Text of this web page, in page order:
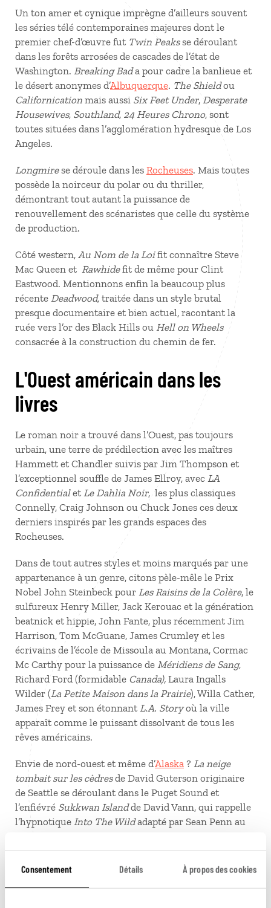
Consentement Détails À propos des cookies
Un ton amer et cynique imprègne d’ailleurs souvent
les séries télé contemporaines majeures dont le
premier chef-d’œuvre fut Twin Peaksse déroulant
dans les forêts arrosées de cascades de l’état de
Washington. Breaking Bada pour cadre la banlieue et
le désert anonymes d’Albuquerque. The Shieldou
Californication mais aussi Six Feet Under, Desperate
Housewives, Southland, 24 Heures Chrono, sont
toutes situées dans l’agglomération hydresque de Los
Angeles.
Longmirese déroule dans les Rocheuses. Mais toutes
possède la noirceur du polar ou du thriller,
démontrant tout autant la puissance de
renouvellement des scénaristes que celle du système
de production.
Côté western, Au Nom de la Loifit connaître Steve
Mac Queen et Rawhidefit de même pour Clint
Eastwood. Mentionnons enfin la beaucoup plus
récente Deadwood, traitée dans un style brutal
presque documentaire et bien actuel, racontant la
ruée vers l’or des Black Hills ou Hell on Wheels
consacrée à la construction du chemin de fer.
L'Ouest américain dans les
livres
Le roman noir a trouvé dans l’Ouest, pas toujours
urbain, une terre de prédilection avec les maîtres
Hammett et Chandler suivis par Jim Thompson et
l’exceptionnel souffle de James Ellroy, avec LA
Confidentialet Le Dahlia Noir, les plus classiques
Connelly, Craig Johnson ou Chuck Jones ces deux
derniers inspirés par les grands espaces des
Rocheuses.
Dans de tout autres styles et moins marqués par une
appartenance à un genre, citons pèle-mêle le Prix
Nobel John Steinbeck pour Les Raisins de la Colère, le
sulfureux Henry Miller, Jack Kerouac et la génération
beatnick et hippie, John Fante, plus récemment Jim
Harrison, Tom McGuane, James Crumley et les
écrivains de l’école de Missoula au Montana, Cormac
Mc Carthy pour la puissance de Méridiens de Sang,
Richard Ford (formidable Canada), Laura Ingalls
Wilder (La Petite Maison dans la Prairie), Willa Cather,
James Frey et son étonnant L.A. Storyoù la ville
apparaît comme le puissant dissolvant de tous les
rêves américains.
Envie de nord-ouest et même d’Alaska ? La neige
tombait sur les cèdresde David Guterson originaire
de Seattle se déroulant dans le Puget Sound et
l’enfiévré Sukkwan Islandde David Vann, qui rappelle
l’hypnotique Into The Wildadapté par Sean Penn au
Le chantre de la littérature indienne
est Scott
Momaday qui reçut en 1969 le Prix Pulitzer pour
Maison Blanche. Citons aussi James Welch, né d’un